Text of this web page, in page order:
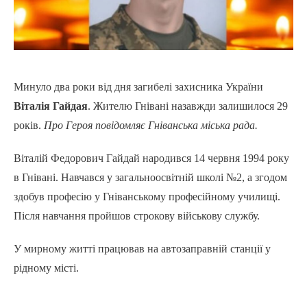
Минуло два роки від дня загибелі захисника України
Віталія Гайдая. Жителю Гнівані назавжди залишилося 29
років. Про Героя повідомляє Гніванська міська рада.
Віталій Федорович Гайдай народився 14 червня 1994 року
в Гнівані. Навчався у загальноосвітній школі №2, а згодом
здобув професію у Гніванському професійному училищі.
Після навчання пройшов строкову військову службу.
У мирному житті працював на автозаправній станції у
рідному місті.